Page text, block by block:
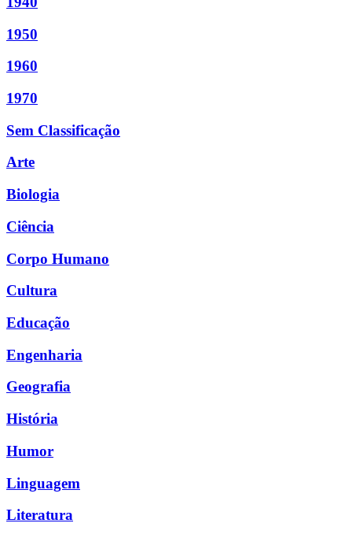
1950
1960
1970
Sem Classificação
Arte
Biologia
Ciência
Corpo Humano
Cultura
Educação
Engenharia
Geografia
História
Humor
Linguagem
Literatura